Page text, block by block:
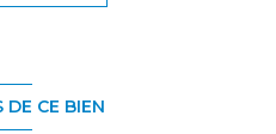
DE CE BIEN